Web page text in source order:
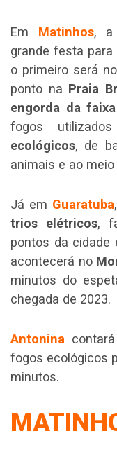
Em Matinhos, a
grande festa
o primeiro será no
ponto na Praia
engorda da
fogos
ecológicos, de
animais e ao
Já em Guaratuba
trios elétricos,
pontos da cidade
acontecerá no
minutos do
chegada de 2023.
Antonina
fogos ecológicos
minutos.